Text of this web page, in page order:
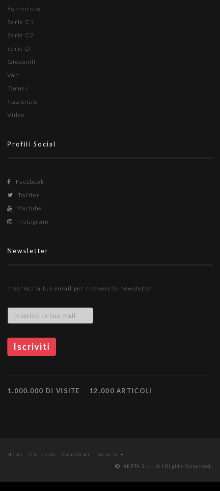
Femminile
Serie C1
Serie C2
Serie D
Giovanili
Vari
Tornei
Nazionale
Video
Profili Social
Facebook
Twitter
Youtube
Instagram
Newsletter
Inserisci la tua email per ricevere la newsletter
1.000.000 DI VISITE 12.000 ARTICOLI
Home Chi siamo Contattaci
Torna su
NEPTA S.r.l. All Rights Reserved.